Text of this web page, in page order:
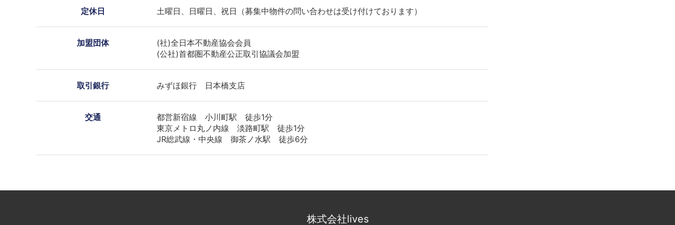
定休日 土曜日、日曜日、祝日（募集中物件の問い合わせは受け付けております）
加盟団体
(社)全日本不動産協会会員
(公社)首都圏不動産公正取引協議会加盟
取引銀行 みずほ銀行 日本橋支店
交通
都営新宿線 小川町駅 徒歩1分
東京メトロ丸ノ内線 淡路町駅 徒歩1分
JR総武線・中央線 御茶ノ水駅 徒歩6分
株式会社lives